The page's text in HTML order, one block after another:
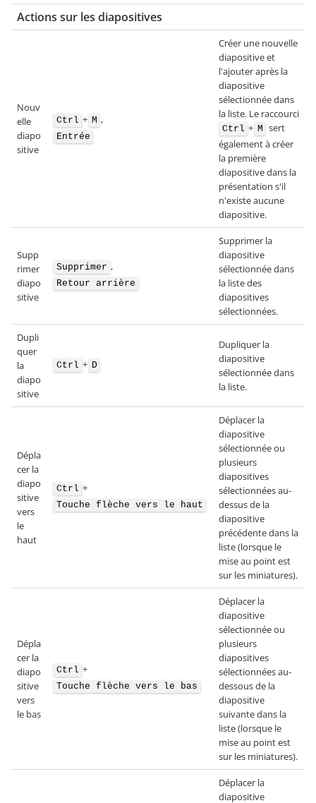
Actions sur les diapositives
Nouv
elle
diapo
sitive
Ctrl + M ,
Entrée
Créer une nouvelle
diapositive et
l'ajouter après la
diapositive
sélectionnée dans
la liste. Le raccourci
Ctrl + M
sert
également à créer
la première
diapositive dans la
présentation s'il
n'existe aucune
diapositive.
Supp
rimer
diapo
sitive
Supprimer ,
Retour arrière
Supprimer la
diapositive
sélectionnée dans
la liste des
diapositives
sélectionnées.
Dupli
quer
la
diapo
sitive
Ctrl + D
Dupliquer la
diapositive
sélectionnée dans
la liste.
Dépla
cer la
diapo
sitive
vers
le
haut
Ctrl +
Touche flèche vers le haut
Déplacer la
diapositive
sélectionnée ou
plusieurs
diapositives
sélectionnées au-
dessus de la
diapositive
précédente dans la
liste (lorsque le
mise au point est
sur les miniatures).
Dépla
cer la
diapo
sitive
vers
le bas
Ctrl +
Touche flèche vers le bas
Déplacer la
diapositive
sélectionnée ou
plusieurs
diapositives
sélectionnées au-
dessous de la
diapositive
suivante dans la
liste (lorsque le
mise au point est
sur les miniatures).
Déplacer la
diapositive